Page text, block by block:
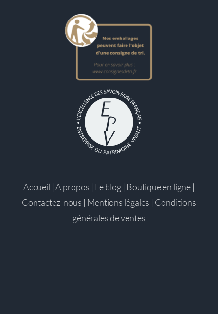
Accueil | A propos | Le blog | Boutique en ligne |
Contactez-nous | Mentions légales | Conditions
générales de ventes